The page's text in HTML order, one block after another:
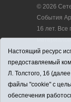
© 2026
События
16 лет.
Адрес
область,
Кирова, д.
Адрес
Настоящий ресурс
предоставляемый
Л. Толстого, 16
файлы "cookie" с
обеспечения